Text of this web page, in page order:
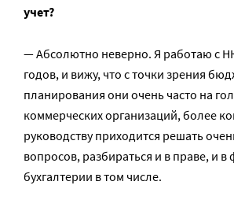
учет?
— Абсолютно неверно. Я работаю с
годов, и вижу, что с точки зрения
планирования они очень часто на
коммерческих организаций, более
руководству приходится решать
вопросов, разбираться и в праве, и в
бухгалтерии в том числе.